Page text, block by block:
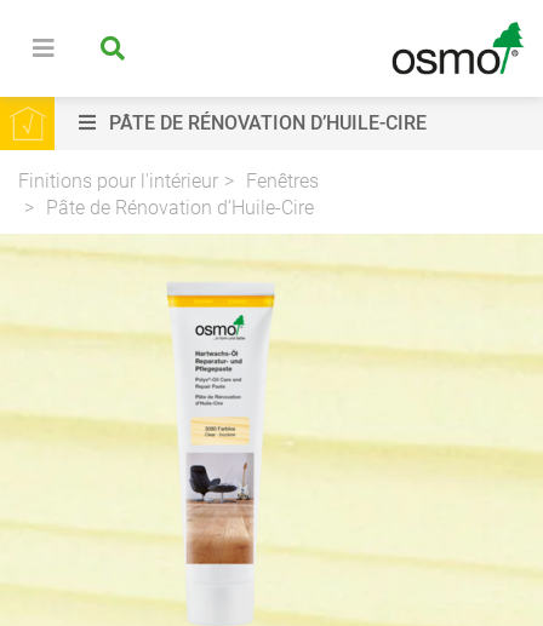
PÂTE DE RÉNOVATION D’HUILE-CIRE
Finitions pour l'intérieur
Fenêtres
Pâte de Rénovation d’Huile-Cire